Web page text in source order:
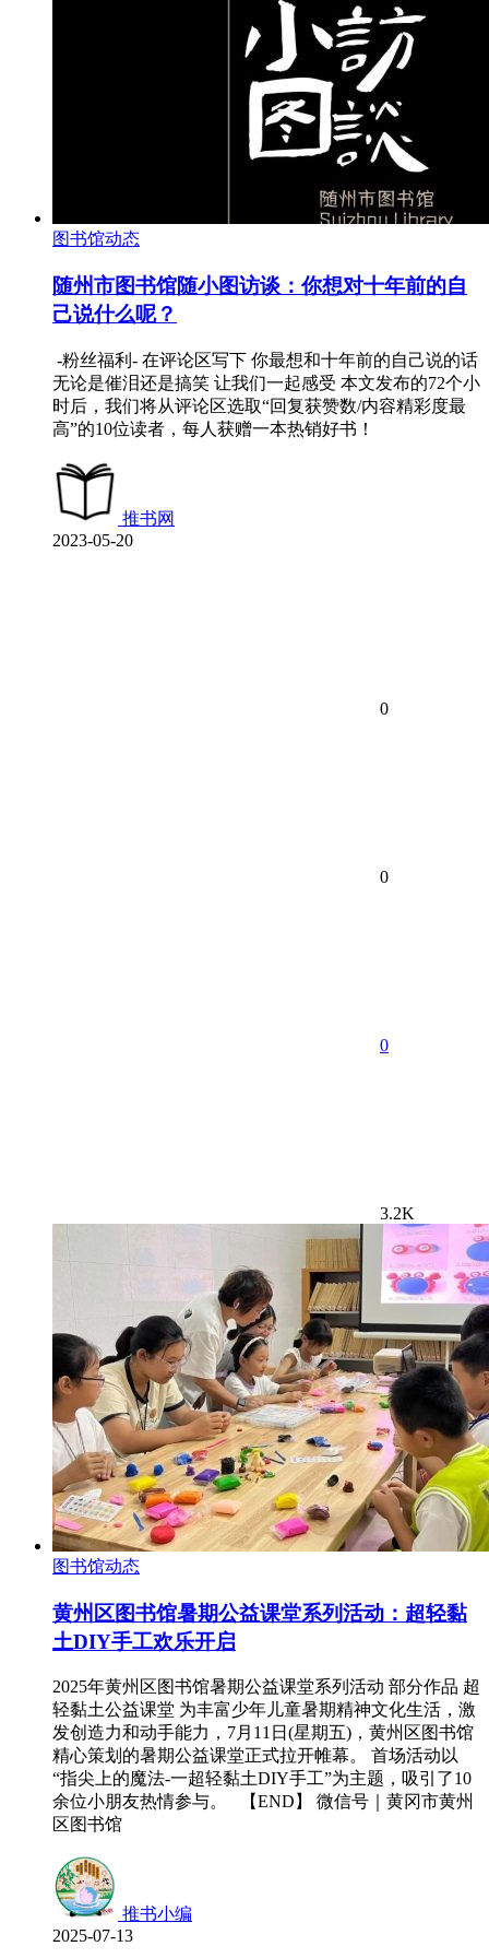
图书馆动态
随州市图书馆随小图访谈：你想对十年前的自
己说什么呢？
-粉丝福利- 在评论区写下 你最想和十年前的自己说的话
无论是催泪还是搞笑 让我们一起感受 本文发布的72个小
时后，我们将从评论区选取“回复获赞数/内容精彩度最
高”的10位读者，每人获赠一本热销好书！
推书网
2023-05-20
0
0
0
3.2K
图书馆动态
黄州区图书馆暑期公益课堂系列活动：超轻黏
土DIY手工欢乐开启
2025年黄州区图书馆暑期公益课堂系列活动 部分作品 超
轻黏土公益课堂 为丰富少年儿童暑期精神文化生活，激
发创造力和动手能力，7月11日(星期五)，黄州区图书馆
精心策划的暑期公益课堂正式拉开帷幕。 首场活动以
“指尖上的魔法-一超轻黏土DIY手工”为主题，吸引了10
余位小朋友热情参与。 【END】 微信号｜黄冈市黄州
区图书馆
推书小编
2025-07-13